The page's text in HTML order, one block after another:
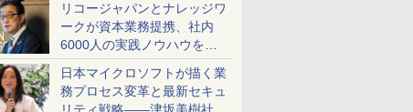
リコージャパンとナレッジワ
ークが資本業務提携、社内
6000人の実践ノウハウを生
かした「AI商談記録 for
RICOH」を展開へ
日本マイクロソフトが描く業
務プロセス変革と最新セキュ